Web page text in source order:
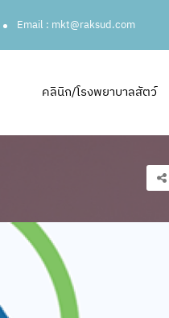
Email : mkt@raksud.com
คลินิก/โรงพยาบาลสัตว์